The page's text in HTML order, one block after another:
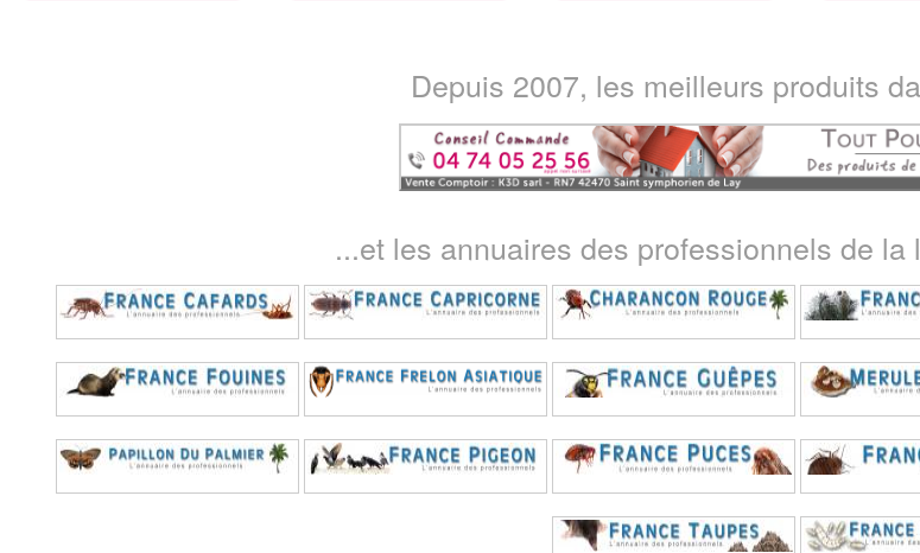
Depuis 2007, les meilleurs produits
...et les annuaires des professionnels de